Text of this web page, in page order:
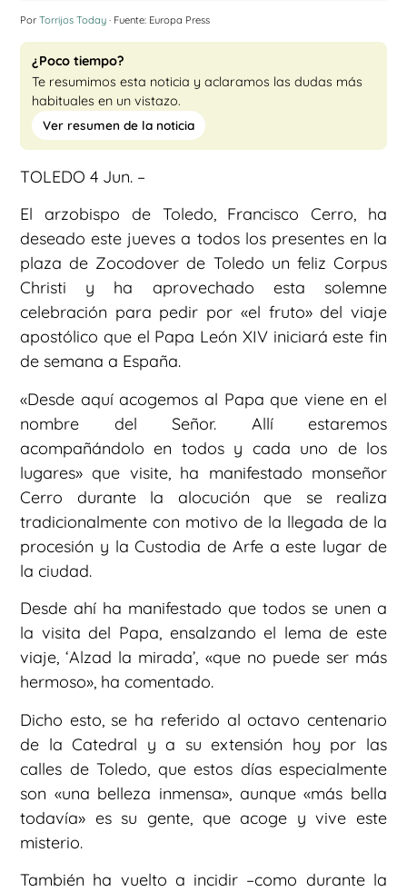
Por Torrijos Today · Fuente: Europa Press
¿Poco tiempo?
Te resumimos esta noticia y aclaramos las dudas más
habituales en un vistazo.
Ver resumen de la noticia
TOLEDO 4 Jun. –
El arzobispo de Toledo, Francisco Cerro, ha
deseado este jueves a todos los presentes en la
plaza de Zocodover de Toledo un feliz Corpus
Christi y ha aprovechado esta solemne
celebración para pedir por «el fruto» del viaje
apostólico que el Papa León XIV iniciará este fin
de semana a España.
«Desde aquí acogemos al Papa que viene en el
nombre del Señor. Allí estaremos
acompañándolo en todos y cada uno de los
lugares» que visite, ha manifestado monseñor
Cerro durante la alocución que se realiza
tradicionalmente con motivo de la llegada de la
procesión y la Custodia de Arfe a este lugar de
la ciudad.
Desde ahí ha manifestado que todos se unen a
la visita del Papa, ensalzando el lema de este
viaje, ‘Alzad la mirada’, «que no puede ser más
hermoso», ha comentado.
Dicho esto, se ha referido al octavo centenario
de la Catedral y a su extensión hoy por las
calles de Toledo, que estos días especialmente
son «una belleza inmensa», aunque «más bella
todavía» es su gente, que acoge y vive este
misterio.
También ha vuelto a incidir –como durante la